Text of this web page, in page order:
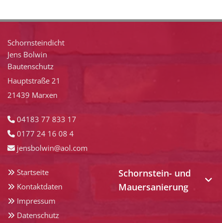
Schornsteindicht
Jens Bolwin
Bautenschutz
Hauptstraße 21
21439 Marxen
 04183 77 833 17
 0177 24 16 08 4
 jensbolwin@aol.com
 Startseite
 Kontaktdaten
 Impressum
 Datenschutz
Schornstein- und
Mauersanierung